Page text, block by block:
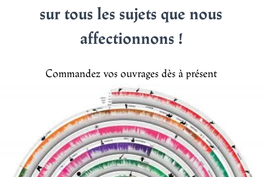
sur tous les sujets que nous
affectionnons !
Commandez vos ouvrages dès à présent